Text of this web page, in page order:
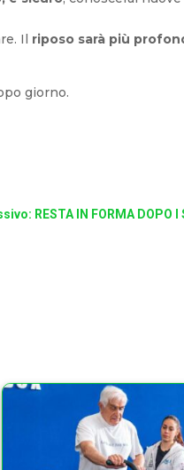
Il riposo sarà più
giorno.
RESTA IN FORMA DOPO I